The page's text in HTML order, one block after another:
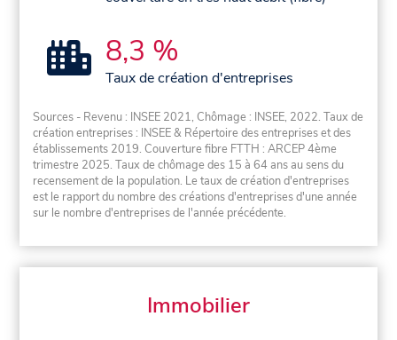
8,3 %
Taux de création d'entreprises
Sources - Revenu : INSEE 2021, Chômage : INSEE, 2022. Taux de
création entreprises : INSEE & Répertoire des entreprises et des
établissements 2019. Couverture fibre FTTH : ARCEP 4ème
trimestre 2025. Taux de chômage des 15 à 64 ans au sens du
recensement de la population. Le taux de création d'entreprises
est le rapport du nombre des créations d'entreprises d'une année
sur le nombre d'entreprises de l'année précédente.
Immobilier